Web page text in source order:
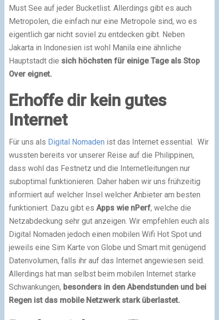
Must See auf jeder Bucketlist. Allerdings gibt es auch
Metropolen, die einfach nur eine Metropole sind, wo es
eigentlich gar nicht soviel zu entdecken gibt. Neben
Jakarta in Indonesien ist wohl Manila eine ähnliche
Hauptstadt die sich höchsten für einige Tage als Stop
Over eignet.
Erhoffe dir kein gutes
Internet
Für uns als Digital Nomaden ist das Internet essential. Wir
wussten bereits vor unserer Reise auf die Philippinen,
dass wohl das Festnetz und die Internetleitungen nur
suboptimal funktionieren. Daher haben wir uns frühzeitig
informiert auf welcher Insel welcher Anbieter am besten
funktioniert. Dazu gibt es Apps wie nPerf, welche die
Netzabdeckung sehr gut anzeigen. Wir empfehlen euch als
Digital Nomaden jedoch einen mobilen Wifi Hot Spot und
jeweils eine Sim Karte von Globe und Smart mit genügend
Datenvolumen, falls ihr auf das Internet angewiesen seid.
Allerdings hat man selbst beim mobilen Internet starke
Schwankungen, besonders in den Abendstunden und bei
Regen ist das mobile Netzwerk stark überlastet.